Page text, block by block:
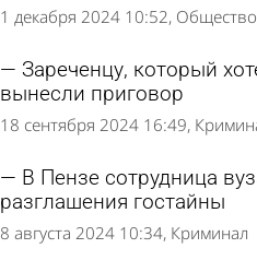
1 декабря 2024 10:52 Общество
Зареченцу, который
вынесли приговор
18 сентября 2024 16:49
В Пензе сотрудница
разглашения гостайны
8 августа 2024 10:34 Криминал